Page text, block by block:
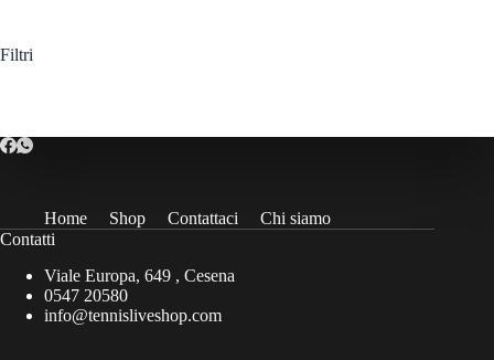
Filtri
Home Shop Contattaci
Chi siamo
Contatti
Viale Europa, 649 , Cesena
0547 20580
info@tennisliveshop.com